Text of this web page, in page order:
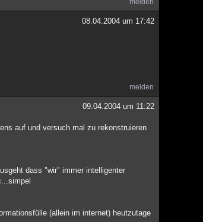
melden
08.04.2004 um 17:42
melden
09.04.2004 um 11:22
auf und versuch mal zu rekonstruieren
dass "wir" immer intelligenter
(allein im internet) heutzutage